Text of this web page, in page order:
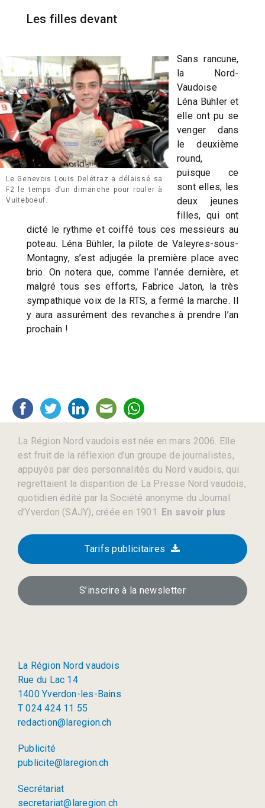
Les filles devant
Le Genevois Louis Delétraz a délaissé sa
F2 le temps d’un dimanche pour rouler à
Vuiteboeuf.
Sans rancune,
la Nord-
Vaudoise
Léna Bühler et
elle ont pu se
venger dans
le deuxième
round,
puisque ce
sont elles, les
deux jeunes
filles, qui ont
dicté le rythme et coiffé tous ces messieurs au
poteau. Léna Bühler, la pilote de Valeyres-sous-
Montagny, s’est adjugée la première place avec
brio. On notera que, comme l’année dernière, et
malgré tous ses efforts, Fabrice Jaton, la très
sympathique voix de la RTS, a fermé la marche. Il
y aura assurément des revanches à prendre l’an
prochain !
La Région Nord vaudois est née en mars 2006. Elle
est fruit de la réflexion d’un groupe de journalistes,
appuyés par des personnalités du Nord vaudois, qui
regrettaient la disparition de La Presse Nord vaudois,
quotidien édité par la Société anonyme du Journal
d’Yverdon (SAJY), créée en 1901. En savoir plus
Tarifs publicitaires
S’inscrire à la newsletter
La Région Nord vaudois
Rue du Lac 14
1400 Yverdon-les-Bains
T 024 424 11 55
redaction@laregion.ch
Publicité
publicite@laregion.ch
Secrétariat
secretariat@laregion.ch